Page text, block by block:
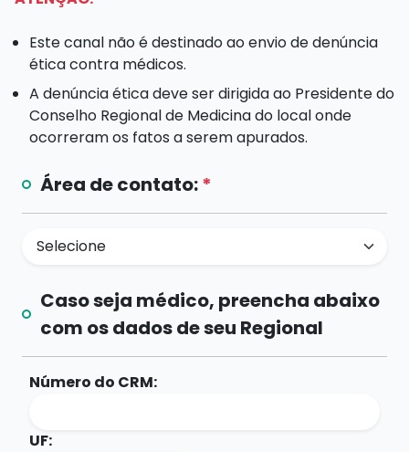
Este canal não é destinado ao envio de denúncia
ética contra médicos.
A denúncia ética deve ser dirigida ao Presidente do
Conselho Regional de Medicina do local onde
ocorreram os fatos a serem apurados.
Área de contato:*
Caso seja médico, preencha abaixo
com os dados de seu Regional
Número do CRM:
UF: